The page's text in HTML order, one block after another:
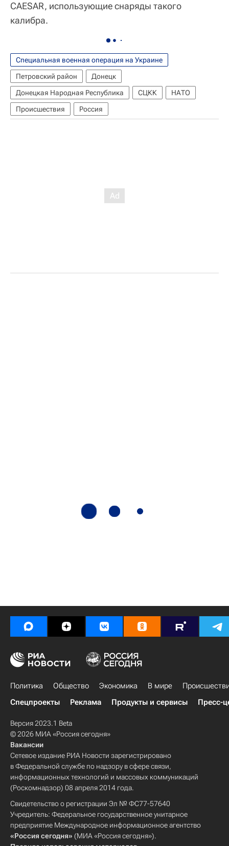
CAESAR, использующие снаряды такого
калибра.
Специальная военная операция на Украине
Петровский район
Донецк
Донецкая Народная Республика
СЦКК
НАТО
Происшествия
Россия
Политика Общество Экономика В мире
Спецпроекты
Реклама Продукты и сервисы Пресс-
Версия 2023.1 Beta
© 2026 МИА «Россия сегодня»
Вакансии
Сетевое издание РИА Новости зарегистрировано
в Федеральной службе по надзору в сфере связи,
информационных технологий и массовых коммуникаций
(Роскомнадзор) 08 апреля 2014 года.
Свидетельство о регистрации Эл № ФС77-57640
Учредитель: Федеральное государственное унитарное
предприятие Международное информационное агентство
«Россия сегодня» (МИА «Россия сегодня»).